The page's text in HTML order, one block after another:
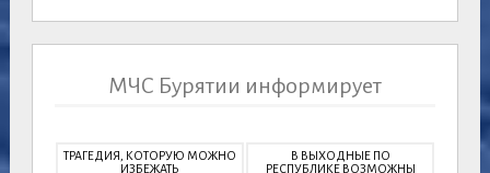
МЧС Бурятии информирует
ТРАГЕДИЯ, КОТОРУЮ МОЖНО
ИЗБЕЖАТЬ
В ВЫХОДНЫЕ ПО
РЕСПУБЛИКЕ ВОЗМОЖНЫ